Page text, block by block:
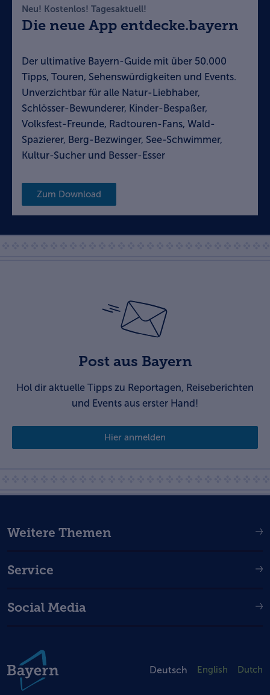
Neu! Kostenlos! Tagesaktuell!
Die neue App entdecke.bayern
Der ultimative Bayern-Guide mit über 50.000
Tipps, Touren, Sehenswürdigkeiten und Events.
Unverzichtbar für alle Natur-Liebhaber,
Schlösser-Bewunderer, Kinder-Bespaßer,
Volksfest-Freunde, Radtouren-Fans, Wald-
Spazierer, Berg-Bezwinger, See-Schwimmer,
Kultur-Sucher und Besser-Esser
Zum Download
Post aus Bayern
Hol dir aktuelle Tipps zu Reportagen, Reiseberichten
und Events aus erster Hand!
Hier anmelden
Social Media
Deutsch English Dutch
Weitere Themen
Service